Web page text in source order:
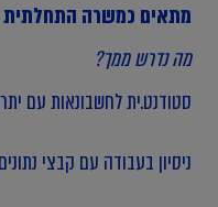
מתאים כמשרה התחלתית
מה נדרש ממך?
סטודנט.ית לחשבונאות עם
ניסיון בעבודה עם קבצי